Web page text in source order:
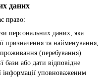
даних
право:
персональних даних, яка
призначення та найменування,
(перебування)
бази або дати відповідне
інформації уповноваженим